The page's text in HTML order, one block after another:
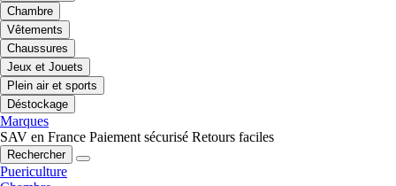
Chambre
Vêtements
Chaussures
Jeux et Jouets
Plein air et sports
Déstockage
Marques
SAV en France Paiement sécurisé Retours faciles
Rechercher
Puericulture